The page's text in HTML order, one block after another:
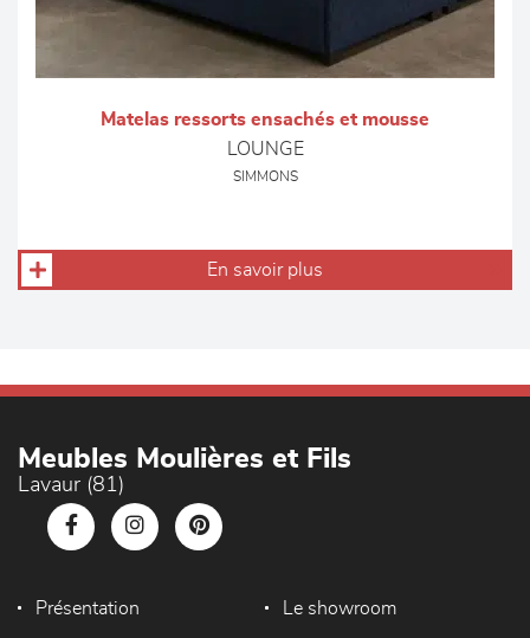
Matelas ressorts ensachés et mousse
LOUNGE
SIMMONS
En savoir plus
Meubles Moulières et Fils
Lavaur (81)
Présentation Le showroom